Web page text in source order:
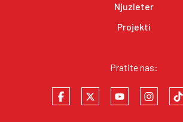
Njuzleter
Projekti
Pratite nas: